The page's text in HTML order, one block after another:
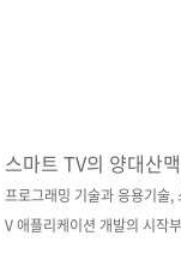
스마트 TV의 양대산
프로그래밍 기술과 응용기술,
V 애플리케이션 개발의 시작